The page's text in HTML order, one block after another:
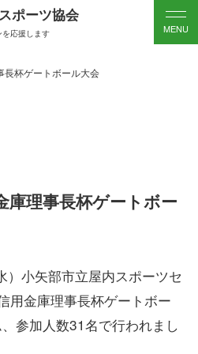
ポーツ協会
応援します
長杯ゲートボール大会
庫理事長杯ゲートボー
）小矢部市立屋内スポーツセ
用金庫理事長杯ゲートボー
参加人数31名で行われまし